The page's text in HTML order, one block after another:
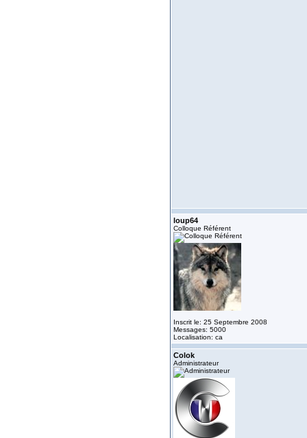
loup64
Colloque Référent
Inscrit le: 25 Septembre 2008
Messages: 5000
Localisation: ca
Colok
Administrateur